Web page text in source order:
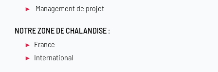
Management de projet
NOTRE ZONE DE CHALANDISE :
France
International